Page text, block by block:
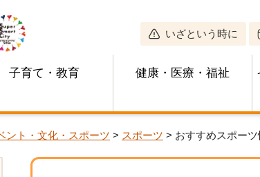
いざという時に
子育て・教育 健康・医療・福祉
ント・文化・スポーツ > スポーツ > おすすめスポーツ